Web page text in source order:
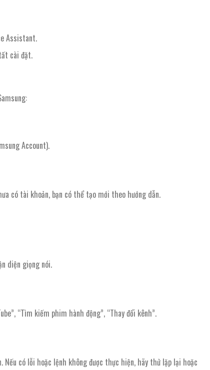
Assistant.
cài đặt.
Account).
có tài khoản, bạn có thể tạo mới theo hướng dẫn.
diện giọng nói.
“Tìm kiếm phim hành động”, “Thay đổi kênh”.
Nếu có lỗi hoặc lệnh không được thực hiện, hãy thử lặp lại hoặc